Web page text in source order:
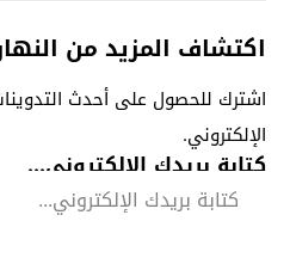
اكتشاف المزيد من
اشترك للحصول على أحدث
الإلكتروني.
كتابة بريدك الإلكتروني...